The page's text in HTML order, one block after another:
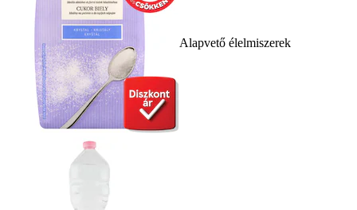
Alapvető élelmiszerek